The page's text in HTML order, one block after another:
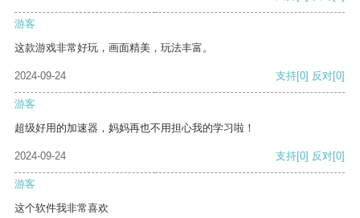
游客
这款游戏非常好玩，画面精美，玩法丰富。
2024-09-24 支持[0] 反对[0]
游客
超级好用的加速器，妈妈再也不用担心我的学习啦！
2024-09-24 支持[0] 反对[0]
游客
这个软件我非常喜欢